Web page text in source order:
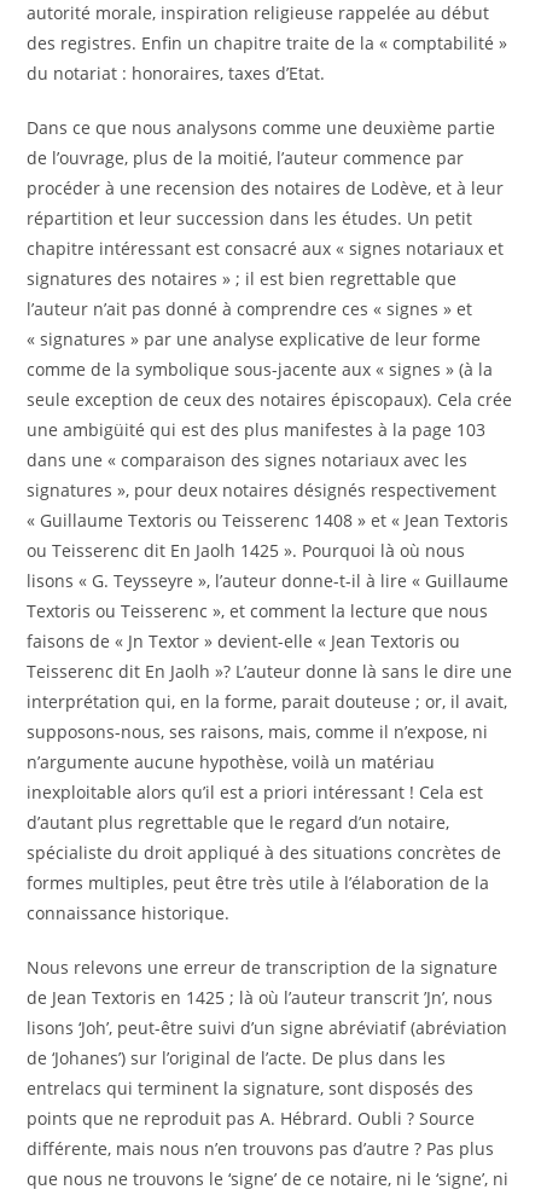
autorité morale, inspiration religieuse rappelée au début
des registres. Enfin un chapitre traite de la « comptabilité »
du notariat : honoraires, taxes d’Etat.
Dans ce que nous analysons comme une deuxième partie
de l’ouvrage, plus de la moitié, l’auteur commence par
procéder à une recension des notaires de Lodève, et à leur
répartition et leur succession dans les études. Un petit
chapitre intéressant est consacré aux « signes notariaux et
signatures des notaires » ; il est bien regrettable que
l’auteur n’ait pas donné à comprendre ces « signes » et
« signatures » par une analyse explicative de leur forme
comme de la symbolique sous-jacente aux « signes » (à la
seule exception de ceux des notaires épiscopaux). Cela crée
une ambigüité qui est des plus manifestes à la page 103
dans une « comparaison des signes notariaux avec les
signatures », pour deux notaires désignés respectivement
« Guillaume Textoris ou Teisserenc 1408 » et « Jean Textoris
ou Teisserenc dit En Jaolh 1425 ». Pourquoi là où nous
lisons « G. Teysseyre », l’auteur donne-t-il à lire « Guillaume
Textoris ou Teisserenc », et comment la lecture que nous
faisons de « Jn Textor » devient-elle « Jean Textoris ou
Teisserenc dit En Jaolh »? L’auteur donne là sans le dire une
interprétation qui, en la forme, parait douteuse ; or, il avait,
supposons-nous, ses raisons, mais, comme il n’expose, ni
n’argumente aucune hypothèse, voilà un matériau
inexploitable alors qu’il est a priori intéressant ! Cela est
d’autant plus regrettable que le regard d’un notaire,
spécialiste du droit appliqué à des situations concrètes de
formes multiples, peut être très utile à l’élaboration de la
connaissance historique.
Nous relevons une erreur de transcription de la signature
de Jean Textoris en 1425 ; là où l’auteur transcrit ’Jn’, nous
lisons ‘Joh’, peut-être suivi d’un signe abréviatif (abréviation
de ‘Johanes’) sur l’original de l’acte. De plus dans les
entrelacs qui terminent la signature, sont disposés des
points que ne reproduit pas A. Hébrard. Oubli ? Source
différente, mais nous n’en trouvons pas d’autre ? Pas plus
que nous ne trouvons le ‘signe’ de ce notaire, ni le ‘signe’, ni